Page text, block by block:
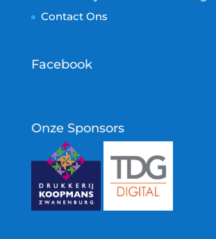
Contact Ons
Facebook
Onze Sponsors